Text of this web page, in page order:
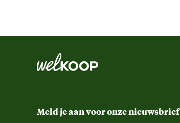
Meld je aan voor onze nieuwsbrief